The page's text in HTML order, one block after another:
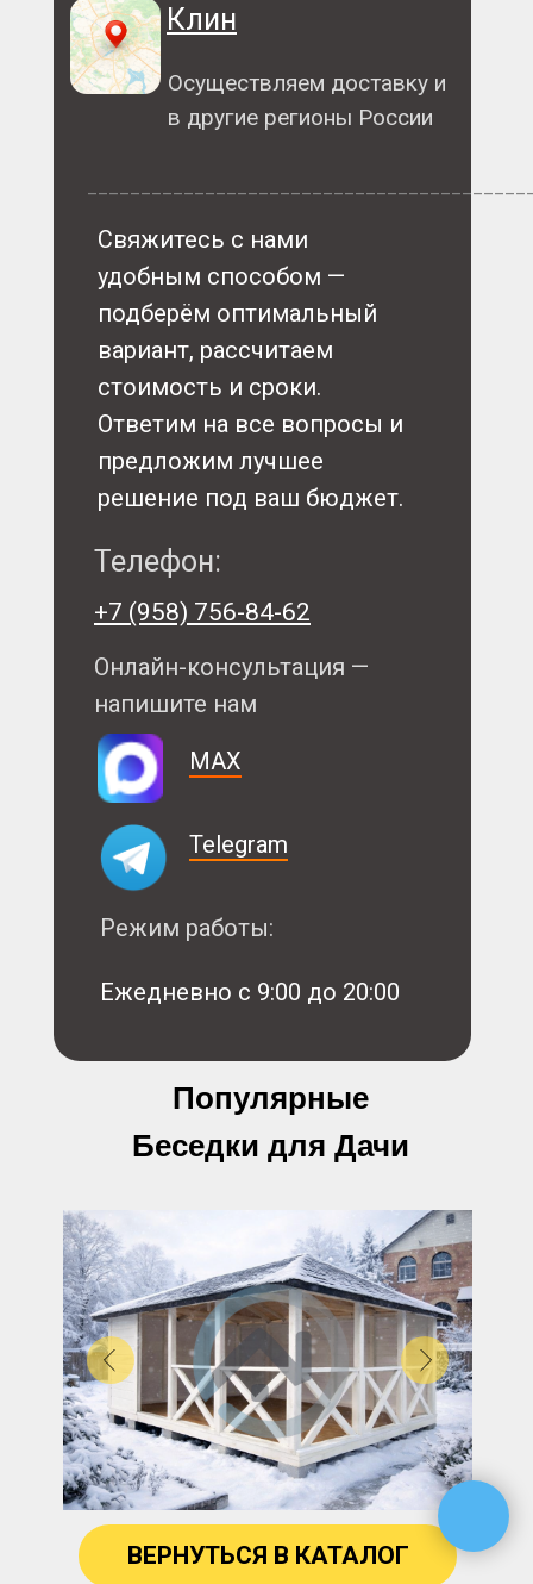
Свяжитесь с нами
удобным способом —
подберём оптимальный
вариант, рассчитаем
стоимость и сроки.
Ответим на все вопросы и
предложим лучшее
решение под ваш бюджет.
MAX
Telegram
Телефон:
Ежедневно с 9:00 до 20:00
Режим работы:
Онлайн-консультация —
напишите нам
Осуществляем доставку и
в другие регионы России
+7 (958) 756-84-62
Клин
Популярные
Беседки для Дачи
ВЕРНУТЬСЯ В КАТАЛОГ